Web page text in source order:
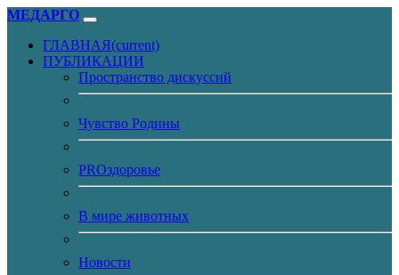
МЕДАРГО
ГЛАВНАЯ(current)
ПУБЛИКАЦИИ
Пространство дискуссий
Чувство Родины
PROздоровье
В мире животных
Новости